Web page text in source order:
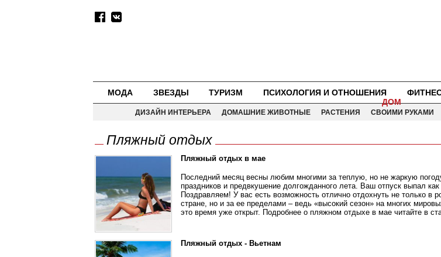
МОДА ЗВЕЗДЫ ТУРИЗМ ПСИХОЛОГИЯ И ОТНОШЕНИЯ
ДОМ
ДИЗАЙН ИНТЕРЬЕРА ДОМАШНИЕ ЖИВОТНЫЕ РАСТЕНИЯ СВОИМИ РУКАМИ
Пляжный отдых
Пляжный отдых в мае
Последний месяц весны любим многими за теплую, но не жаркую
праздников и предвкушение долгожданного лета. Ваш отпуск выпал
Поздравляем! У вас есть возможность отлично отдохнуть не только в
стране, но и за ее пределами – ведь «высокий сезон» на многих
это время уже открыт. Подробнее о пляжном отдыхе в мае читайте в
Пляжный отдых - Вьетнам